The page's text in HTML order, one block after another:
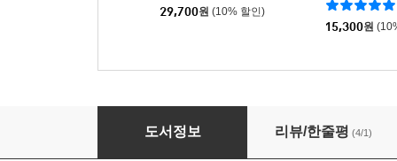
29,700원 (10% 할인)
15,300원
추적! 야곱은 정말 사기꾼, 속이는 자인가?
도서정보 리뷰/한줄평 (4/1)